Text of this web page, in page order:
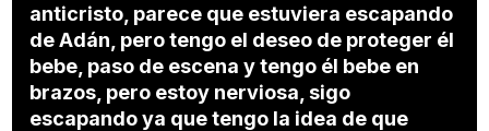
anticristo, parece que estuviera escapando
de Adán, pero tengo el deseo de proteger él
bebe, paso de escena y tengo él bebe en
brazos, pero estoy nerviosa, sigo
escapando ya que tengo la idea de que